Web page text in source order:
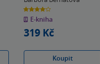
4.0
z
5
hvězdiček
E-kniha
319 Kč
Koupit